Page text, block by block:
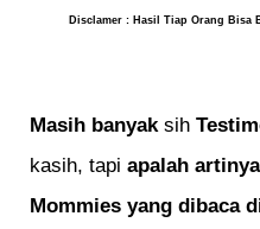
Disclamer : Hasil Tiap Orang Bisa
Masih banyaksih
kasih, tapi apalah
Mommies yang dibaca